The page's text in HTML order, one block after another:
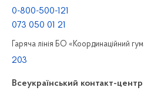
0-800-500-121
073 050 01 21
Гаряча лінія БО «Координаційний
203
Всеукраїнський контакт-